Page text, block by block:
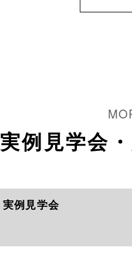
実例見学会・
実例見学会